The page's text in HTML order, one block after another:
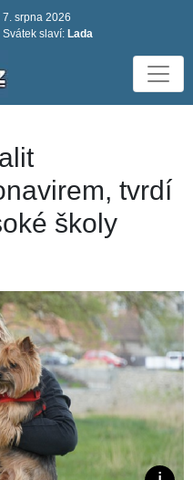
7. srpna 2026
Svátek slaví: Lada
tvrdí
školy